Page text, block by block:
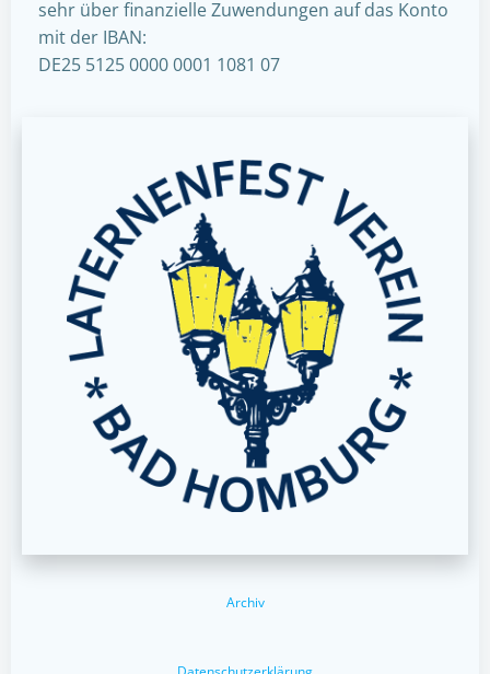
sehr über finanzielle Zuwendungen auf das Konto
mit der IBAN:
DE25 5125 0000 0001 1081 07
Archiv